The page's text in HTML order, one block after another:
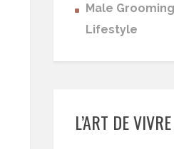
Male Grooming
Lifestyle
L’ART DE